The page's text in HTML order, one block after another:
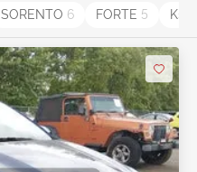
SORENTO 6 FORTE 5 K5